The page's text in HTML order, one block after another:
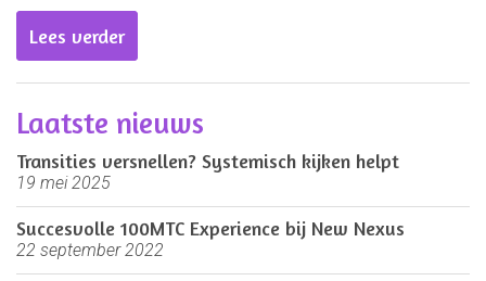
Lees verder
Laatste nieuws
Transities versnellen? Systemisch kijken helpt
19 mei 2025
Succesvolle 100MTC Experience bij New Nexus
22 september 2022